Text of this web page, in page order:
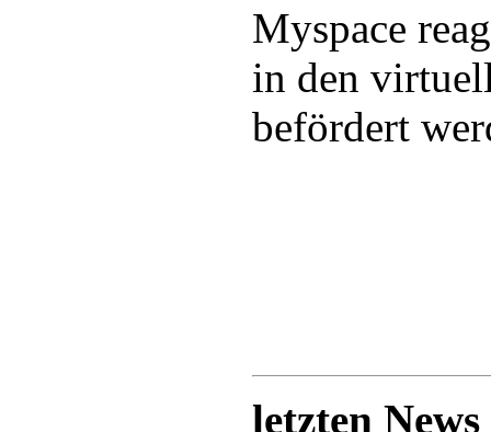
Myspace
in den
befördert
letzten News